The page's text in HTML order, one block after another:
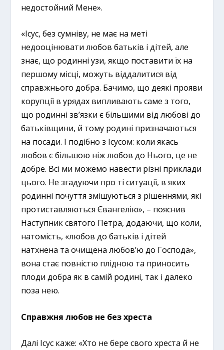
недостойний Мене».
«Ісус, без сумніву, не має на меті
недооцінювати любов батьків і дітей, але
знає, що родинні узи, якщо поставити їх на
першому місці, можуть віддалитися від
справжнього добра. Бачимо, що деякі прояви
корупції в урядах випливають саме з того,
що родинні зв’язки є більшими від любові до
батьківщини, й тому родині призначаються
на посади. І подібно з Ісусом: коли якась
любов є більшою ніж любов до Нього, це не
добре. Всі ми можемо навести різні приклади
цього. Не згадуючи про ті ситуації, в яких
родинні почуття змішуються з рішеннями, які
протиставляються Євангелію», – пояснив
Наступник святого Петра, додаючи, що коли,
натомість, «любов до батьків і дітей
натхнена та очищена любов’ю до Господа»,
вона стає повністю плідною та приносить
плоди добра як в самій родині, так і далеко
поза нею.
Справжня любов не без хреста
Далі Ісус каже: «Хто не бере свого хреста й не